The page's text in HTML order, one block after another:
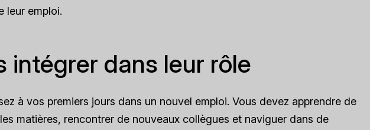
leur emploi.
intégrer dans leur rôle
à vos premiers jours dans un nouvel emploi. Vous devez apprendre de
matières, rencontrer de nouveaux collègues et naviguer dans de